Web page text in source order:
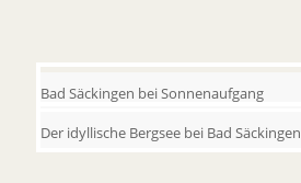
Bad Säckingen bei Sonnenaufgang
Der idyllische Bergsee bei Bad Säckingen